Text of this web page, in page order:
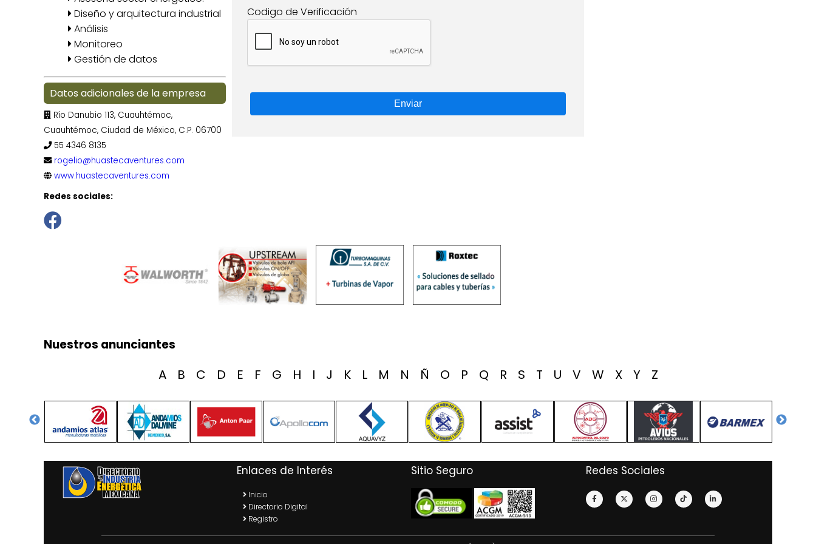
Diseño y arquitectura industrial
Análisis
Monitoreo
Gestión de datos
Datos adicionales de la empresa
Río Danubio 113, Cuauhtémoc,
Cuauhtémoc, Ciudad de México, C.P. 06700
55 4346 8135
rogelio@huastecaventures.com
www.huastecaventures.com
Redes sociales:
Codigo de Verificación
Enviar
Nuestros anunciantes
A B C D E F G H I J K L M N Ñ O P Q R S T U V W X Y Z
Enlaces de Interés
Inicio
Directorio Digital
Registro
Sitio Seguro Redes Sociales